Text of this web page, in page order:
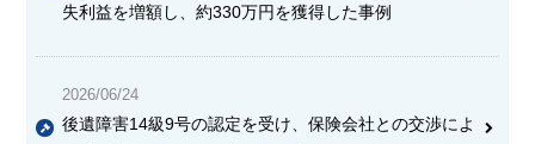
失利益を増額し、約330万円を獲得した事例
2026/06/24
後遺障害14級9号の認定を受け、保険会社との交渉によ